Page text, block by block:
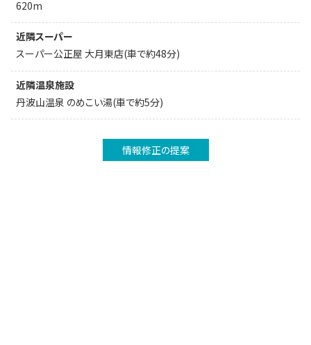
620m
近隣スーパー
スーパー公正屋 大月東店(車で約48分)
近隣温泉施設
丹波山温泉 のめこい湯(車で約5分)
情報修正の提案